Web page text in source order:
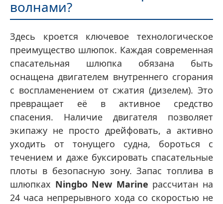
волнами?
Здесь кроется ключевое технологическое
преимущество шлюпок. Каждая современная
спасательная шлюпка обязана быть
оснащена двигателем внутреннего сгорания
с воспламенением от сжатия (дизелем). Это
превращает её в активное средство
спасения. Наличие двигателя позволяет
экипажу не просто дрейфовать, а активно
уходить от тонущего судна, бороться с
течением и даже буксировать спасательные
плоты в безопасную зону. Запас топлива в
шлюпках Ningbo New Marine рассчитан на
24 часа непрерывного хода со скоростью не